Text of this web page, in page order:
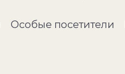
Особые посетители